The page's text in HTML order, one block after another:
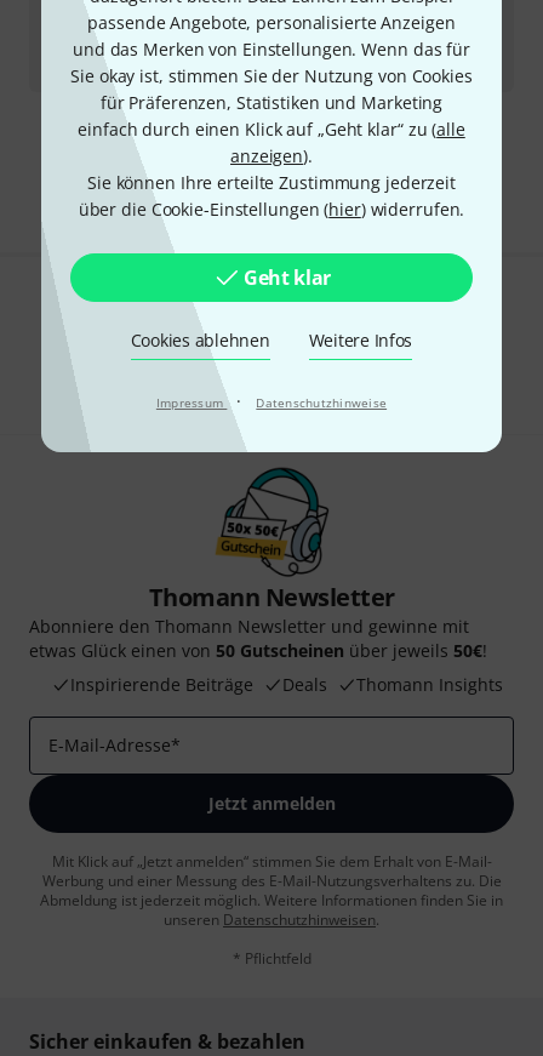
passende Angebote, personalisierte Anzeigen
und das Merken von Einstellungen. Wenn das für
Sie okay ist, stimmen Sie der Nutzung von Cookies
für Präferenzen, Statistiken und Marketing
einfach durch einen Klick auf „Geht klar“ zu (alle
anzeigen).
Sie können Ihre erteilte Zustimmung jederzeit
über die Cookie-Einstellungen (hier) widerrufen.
Geht klar
Cookies ablehnen Weitere Infos
Impressum · Datenschutzhinweise
Sofort lieferbar
1.199€
30-Tage-Bestpreis:
Kostenloser Versand ab 29 €
Alle Preise inkl. MwSt.
Gefällt Ihnen, was Sie sehen?
Teilen Hilfe & Feedback
Thomann Newsletter
Abonniere den Thomann Newsletter und gewinne mit
etwas Glück einen von 50 Gutscheinen über jeweils 50€!
Inspirierende Beiträge
Deals Thomann Insights
E-Mail-Adresse*
Jetzt anmelden
Mit Klick auf „Jetzt anmelden“ stimmen Sie dem Erhalt von E-Mail-
Werbung und einer Messung des E-Mail-Nutzungsverhaltens zu. Die
Abmeldung ist jederzeit möglich. Weitere Informationen finden Sie in
unseren Datenschutzhinweisen.
* Pflichtfeld
Sicher einkaufen & bezahlen